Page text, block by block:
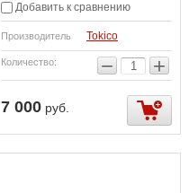
Добавить к сравнению
Производитель Tokico
Количество: − +
7 000 руб.